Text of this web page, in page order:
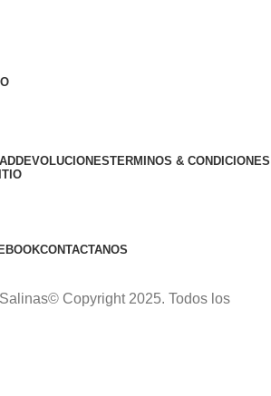
DEVOLUCIONESTERMINOS & CONDICIONES
CONTACTANOS
Copyright 2025. Todos los